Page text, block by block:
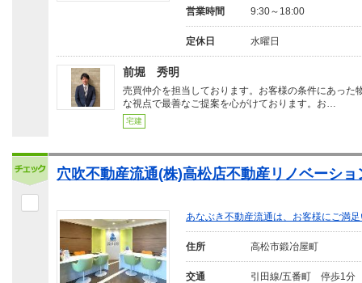
営業時間 9:30～18:00
定休日 水曜日
前堀 秀明
売買仲介を担当しております。お客様の条件にあった
な視点で最善なご提案を心がけております。お…
宅建
穴吹不動産流通(株)高松店不動産リノベーショ
あなぶき不動産流通は、お客様にご満
住所 高松市鍛冶屋町
交通 引田線/五番町 停歩1分